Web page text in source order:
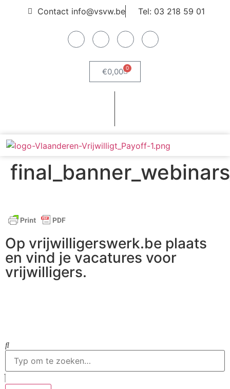
Contact info@vsvw.be Tel: 03 218 59 01
€0,00 0
Op vrijwilligerswerk.be plaats
en vind je vacatures voor
vrijwilligers.